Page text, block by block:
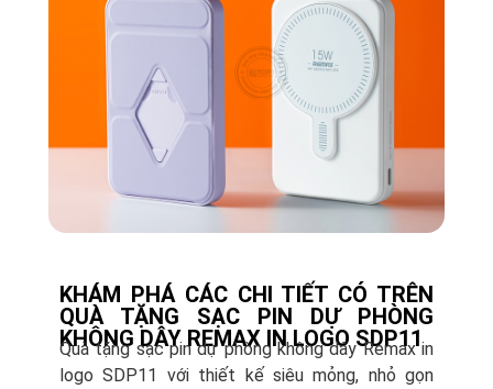
KHÁM PHÁ CÁC CHI TIẾT CÓ TRÊN
QUÀ TẶNG SẠC PIN DỰ PHÒNG
KHÔNG DÂY REMAX IN LOGO SDP11
Quà tặng sạc pin dự phòng không dây Remax in
logo SDP11 với thiết kế siêu mỏng, nhỏ gọn